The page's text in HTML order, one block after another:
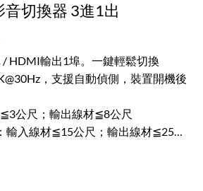
切換器 3進1出
HDMI輸出1埠。一鍵輕鬆切換
，支援自動偵側，裝置開機後
公尺；輸出線材≦8公尺
輸入線材≦15公尺；輸出線材≦25公